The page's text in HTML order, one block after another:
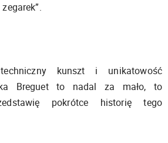
kunszt i unikatowość
Breguet to nadal za mało, to
pokrótce historię tego